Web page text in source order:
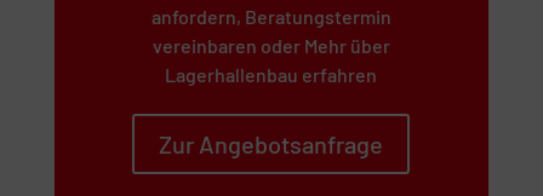
anfordern, Beratungstermin
vereinbaren oder Mehr über
Lagerhallenbau erfahren
Zur Angebotsanfrage